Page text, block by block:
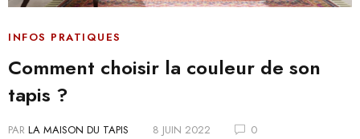
INFOS PRATIQUES
Comment choisir la couleur de son
tapis ?
PAR LA MAISON DU TAPIS 8 JUIN 2022 0